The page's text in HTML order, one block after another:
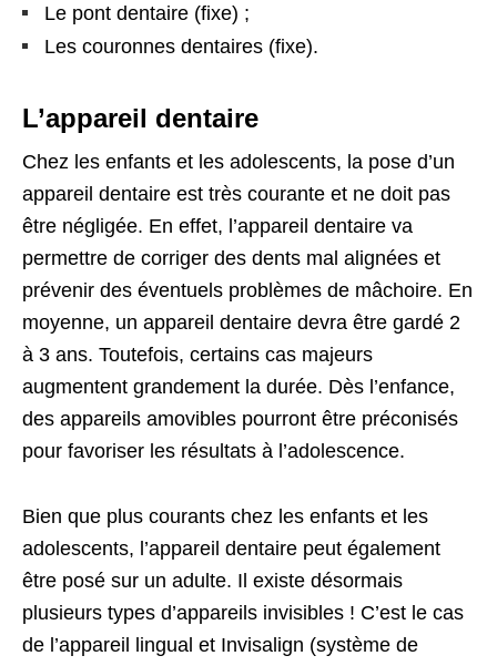
Le pont dentaire (fixe) ;
Les couronnes dentaires (fixe).
L’appareil dentaire
Chez les enfants et les adolescents, la pose d’un
appareil dentaire est très courante et ne doit pas
être négligée. En effet, l’appareil dentaire va
permettre de corriger des dents mal alignées et
prévenir des éventuels problèmes de mâchoire. En
moyenne, un appareil dentaire devra être gardé 2
à 3 ans. Toutefois, certains cas majeurs
augmentent grandement la durée. Dès l’enfance,
des appareils amovibles pourront être préconisés
pour favoriser les résultats à l’adolescence.
Bien que plus courants chez les enfants et les
adolescents, l’appareil dentaire peut également
être posé sur un adulte. Il existe désormais
plusieurs types d’appareils invisibles ! C’est le cas
de l’appareil lingual et Invisalign (système de